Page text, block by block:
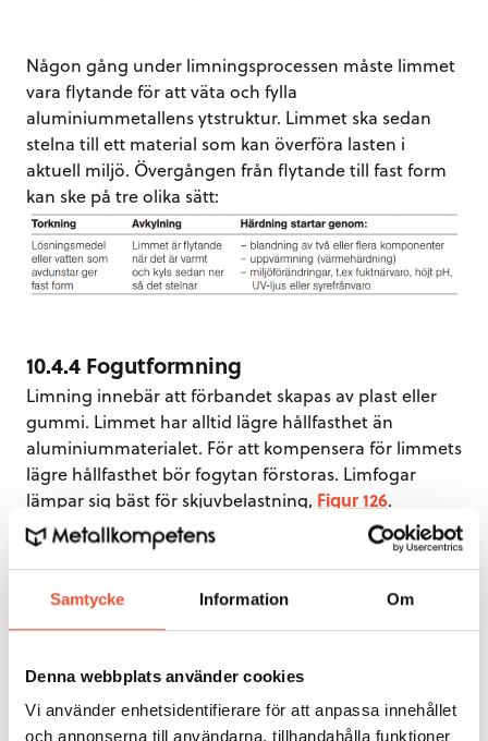
Samtycke Information Om
Denna webbplats använder cookies
Vi använder enhetsidentifierare för att anpassa innehållet
och annonserna till användarna, tillhandahålla funktioner
Någon gång under limningsprocessen måste limmet
vara flytande för att väta och fylla
aluminiummetallens ytstruktur. Limmet ska sedan
stelna till ett material som kan överföra lasten i
aktuell miljö. Övergången från flytande till fast form
kan ske på tre olika sätt:
10.4.4 Fogutformning
Limning innebär att förbandet skapas av plast eller
gummi. Limmet har alltid lägre hållfasthet än
aluminiummaterialet. För att kompensera för limmets
lägre hållfasthet bör fogytan förstoras. Limfogar
lämpar sig bäst för skjuvbelastning, Figur 126.
Dragbelastade förband är ofta olämpliga för höga
belastningar. Fläk- och klyvbelastning medför höga
spänningar på en liten del av fogytan och bör
undvikas.